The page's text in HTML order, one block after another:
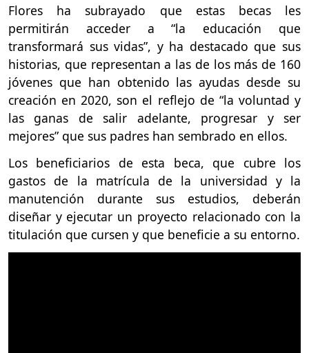
Flores ha subrayado que estas becas les
permitirán acceder a “la educación que
transformará sus vidas”, y ha destacado que sus
historias, que representan a las de los más de 160
jóvenes que han obtenido las ayudas desde su
creación en 2020, son el reflejo de “la voluntad y
las ganas de salir adelante, progresar y ser
mejores” que sus padres han sembrado en ellos.
Los beneficiarios de esta beca, que cubre los
gastos de la matrícula de la universidad y la
manutención durante sus estudios, deberán
diseñar y ejecutar un proyecto relacionado con la
titulación que cursen y que beneficie a su entorno.